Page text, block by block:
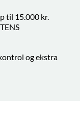
til 15.000 kr.
og ekstra